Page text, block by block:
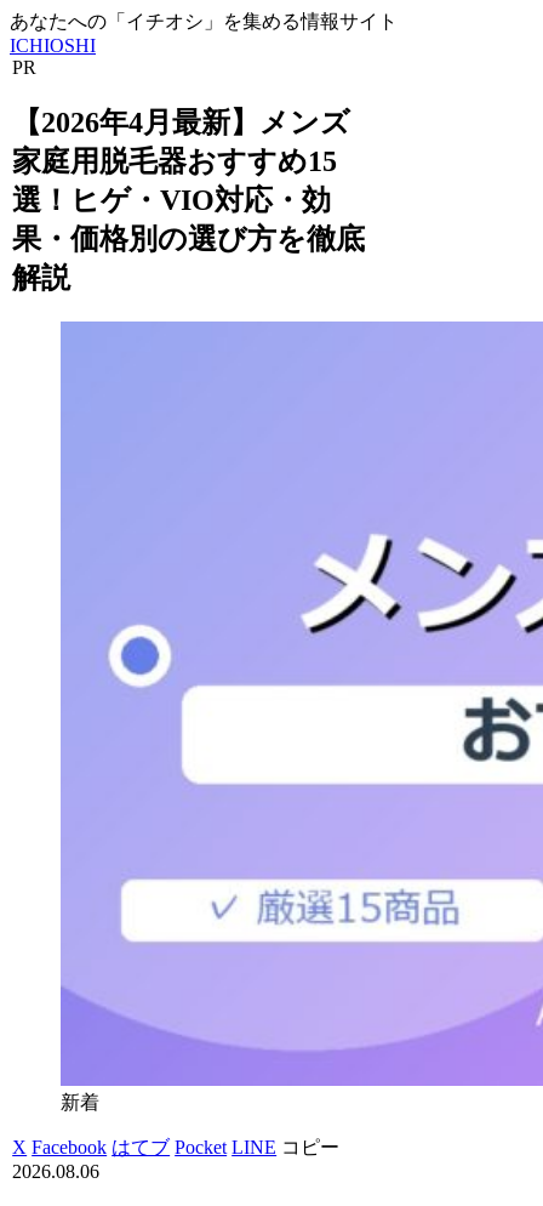
あなたへの「イチオシ」を集める情報サイト
ICHIOSHI
PR
【2026年4月最新】メンズ
家庭用脱毛器おすすめ15
選！ヒゲ・VIO対応・効
果・価格別の選び方を徹底
解説
新着
X Facebook はてブ Pocket LINE コピー
2026.08.06